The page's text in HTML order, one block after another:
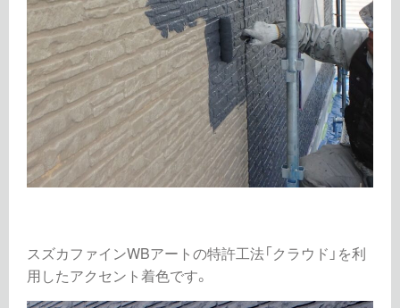
スズカファインWBアートの特許工法「クラウド」を利
用したアクセント着色です。